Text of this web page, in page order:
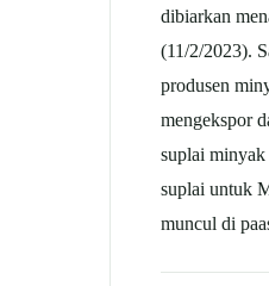
dibiarkan
(11/2/2023).
produsen
mengekspor
suplai minyak
suplai untuk
muncul di